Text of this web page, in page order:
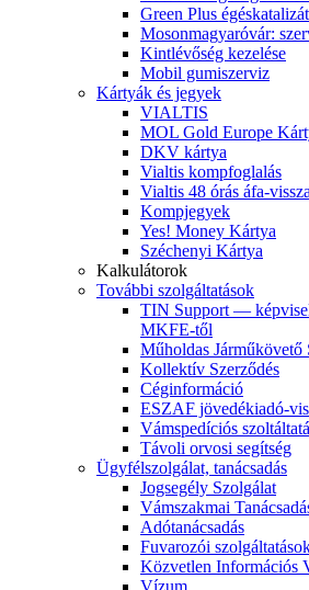
Green Plus
Mosonmagyaróvár:
Kintlévőség kezelése
Mobil gumiszerviz
Kártyák és jegyek
VIALTIS
MOL Gold Europe
DKV kártya
Vialtis kompfoglalás
Vialtis 48 órás áfa-
Kompjegyek
Yes! Money Kártya
Széchenyi Kártya
Kalkulátorok
További szolgáltatások
TIN Support —
MKFE-től
Műholdas Járműkövető
Kollektív Szerződés
Céginformáció
ESZAF jövedékiadó-
Vámspedíciós
Távoli orvosi segítség
Ügyfélszolgálat, tanácsadás
Jogsegély Szolgálat
Vámszakmai
Adótanácsadás
Fuvarozói
Közvetlen Információs